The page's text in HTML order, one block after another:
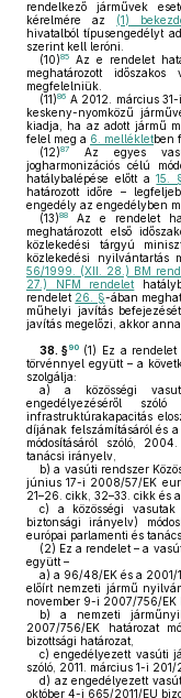
rendelkező járművek
kérelmére az (1)
hivatalból típusengedélyt
szerint kell leróni.
(10)85 Az e rendelet
meghatározott
megfelelniük.
(11)86 A 2012. március
keskeny-nyomközű
kiadja, ha az adott jármű
felel meg a 6. mellékletben
(12)87
Az egyes
jogharmonizációs célú
hatálybalépése előtt a15.
határozott időre –
engedély az engedélyben
(13)88 Az e rendelet
meghatározott első
közlekedési tárgyú
közlekedési nyilvántartás
56/1999. (XII. 28.) BM
27.) NFM rendelet
rendelet 26. §-ában
műhelyi javítás
javítás megelőzi, akkor
38. §90 (1) Ez a rendelet
törvénnyel együtt – a
szolgálja:
a) a közösségi
engedélyezéséről
infrastruktúrakapacitás
díjának felszámításáról és
módosításáról szóló,
tanácsi irányelv,
b) a vasúti rendszer
június 17-i 2008/57/EK
21–26. cikk, 32–33. cikk és
c) a közösségi
biztonsági irányelv)
európai parlamenti és
(2) Ez a rendelet – a
együtt –
a) a 96/48/EK és a 2001/
előírt nemzeti jármű
november 9-i 2007/756/EK
b) a nemzeti
2007/756/EK határozat
bizottsági határozat,
c) engedélyezett vasúti
szóló, 2011. március 1-i
d) az engedélyezett
október 4-i 665/2011/EU